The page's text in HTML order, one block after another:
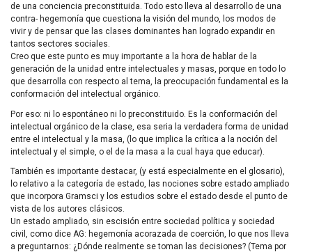
de una conciencia preconstituida. Todo esto lleva al desarrollo de una
contra- hegemonía que cuestiona la visión del mundo, los modos de
vivir y de pensar que las clases dominantes han logrado expandir en
tantos sectores sociales.
Creo que este punto es muy importante a la hora de hablar de la
generación de la unidad entre intelectuales y masas, porque en todo lo
que desarrolla con respecto al tema, la preocupación fundamental es la
conformación del intelectual orgánico.
Por eso: ni lo espontáneo ni lo preconstituido. Es la conformación del
intelectual orgánico de la clase, esa seria la verdadera forma de unidad
entre el intelectual y la masa, (lo que implica la crítica a la noción del
intelectual y el simple, o el de la masa a la cual haya que educar).
También es importante destacar, (y está especialmente en el glosario),
lo relativo a la categoría de estado, las nociones sobre estado ampliado
que incorpora Gramsci y los estudios sobre el estado desde el punto de
vista de los autores clásicos.
Un estado ampliado, sin escisión entre sociedad política y sociedad
civil, como dice AG: hegemonía acorazada de coerción, lo que nos lleva
a preguntarnos: ¿Dónde realmente se toman las decisiones? (Tema por